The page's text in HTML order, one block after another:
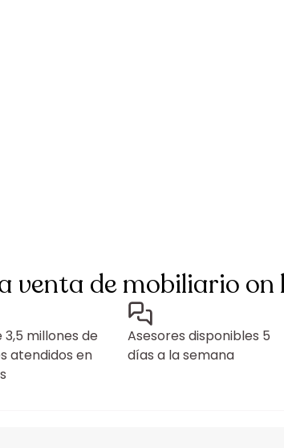
venta de mobiliario on
3,5 millones de
atendidos en
Asesores disponibles 5
días a la semana